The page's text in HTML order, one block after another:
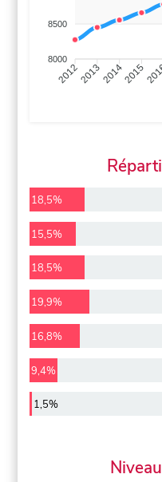
8500
8000
2012201320142015
18,5%
15,5%
18,5%
19,9%
16,8%
9,4%
1,5%